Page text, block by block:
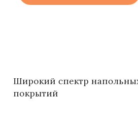
Широкий спектр
покрытий